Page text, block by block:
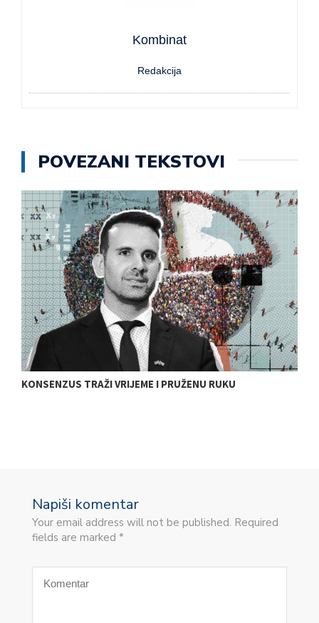
Kombinat
Redakcija
POVEZANI TEKSTOVI
KONSENZUS TRAŽI VRIJEME I PRUŽENU RUKU
Napiši komentar
Your email address will not be published. Required
fields are marked *